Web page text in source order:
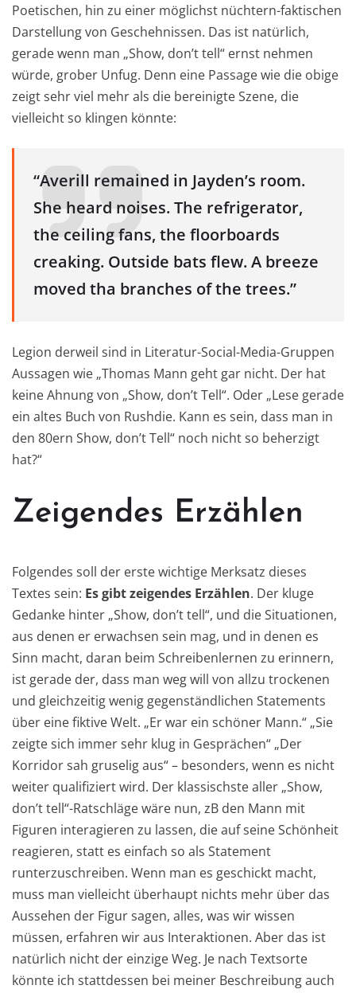
Poetischen, hin zu einer möglichst nüchtern-faktischen
Darstellung von Geschehnissen. Das ist natürlich,
gerade wenn man „Show, don’t tell“ ernst nehmen
würde, grober Unfug. Denn eine Passage wie die obige
zeigt sehr viel mehr als die bereinigte Szene, die
vielleicht so klingen könnte:
“Averill remained in Jayden’s room.
She heard noises. The refrigerator,
the ceiling fans, the floorboards
creaking. Outside bats flew. A breeze
moved tha branches of the trees.”
Legion derweil sind in Literatur-Social-Media-Gruppen
Aussagen wie „Thomas Mann geht gar nicht. Der hat
keine Ahnung von „Show, don’t Tell“. Oder „Lese gerade
ein altes Buch von Rushdie. Kann es sein, dass man in
den 80ern Show, don’t Tell“ noch nicht so beherzigt
hat?“
Zeigendes Erzählen
Folgendes soll der erste wichtige Merksatz dieses
Textes sein: Es gibt zeigendes Erzählen. Der kluge
Gedanke hinter „Show, don’t tell“, und die Situationen,
aus denen er erwachsen sein mag, und in denen es
Sinn macht, daran beim Schreibenlernen zu erinnern,
ist gerade der, dass man weg will von allzu trockenen
und gleichzeitig wenig gegenständlichen Statements
über eine fiktive Welt. „Er war ein schöner Mann.“ „Sie
zeigte sich immer sehr klug in Gesprächen“ „Der
Korridor sah gruselig aus“ – besonders, wenn es nicht
weiter qualifiziert wird. Der klassischste aller „Show,
don’t tell“-Ratschläge wäre nun, zB den Mann mit
Figuren interagieren zu lassen, die auf seine Schönheit
reagieren, statt es einfach so als Statement
runterzuschreiben. Wenn man es geschickt macht,
muss man vielleicht überhaupt nichts mehr über das
Aussehen der Figur sagen, alles, was wir wissen
müssen, erfahren wir aus Interaktionen. Aber das ist
natürlich nicht der einzige Weg. Je nach Textsorte
könnte ich stattdessen bei meiner Beschreibung auch